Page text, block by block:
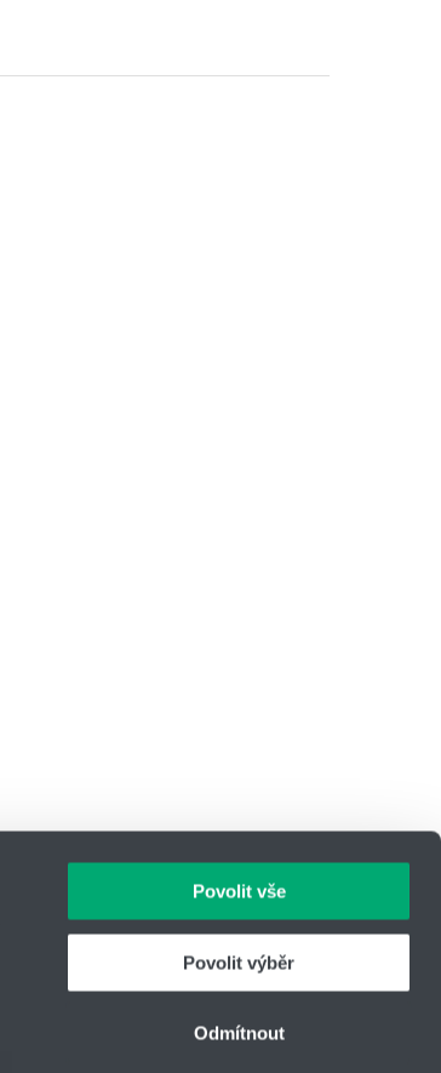
Povolit vše
Povolit výběr
Odmítnout
IČO: 14869446
+420 416 711 350